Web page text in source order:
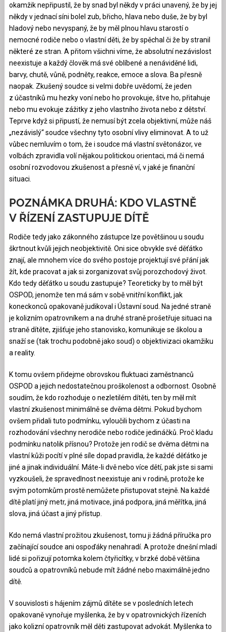
okamžik nepřipustil, že by snad byl někdy v práci unavený, že by jej
někdy v jednací síni bolel zub, břicho, hlava nebo duše, že by byl
hladový nebo nevyspaný, že by měl plnou hlavu starostí o
nemocné rodiče nebo o vlastní děti, že by spěchal či že by stranil
některé ze stran. A přitom všichni víme, že absolutní nezávislost
neexistuje a každý člověk má své oblíbené a nenáviděné lidi,
barvy, chutě, vůně, podněty, reakce, emoce a slova. Ba přesně
naopak. Zkušený soudce si velmi dobře uvědomí, že jeden
z účastníků mu hezky voní nebo ho provokuje, štve ho, přitahuje
nebo mu evokuje zážitky z jeho vlastního života nebo z dětství.
Teprve když si připustí, že nemusí být zcela objektivní, může náš
„nezávislý“ soudce všechny tyto osobní vlivy eliminovat. A to už
vůbec nemluvím o tom, že i soudce má vlastní světonázor, ve
volbách zpravidla volí nějakou politickou orientaci, má či nemá
osobní rozvodovou zkušenost a přesně ví, v jaké je finanční
situaci.
POZNÁMKA DRUHÁ: KDO VLASTNĚ
V ŘÍZENÍ ZASTUPUJE DÍTĚ
Rodiče tedy jako zákonného zástupce lze povětšinou u soudu
škrtnout kvůli jejich neobjektivitě. Oni sice obvykle své děťátko
znají, ale mnohem více do svého postoje projektují své přání jak
žít, kde pracovat a jak si zorganizovat svůj porozchodový život.
Kdo tedy děťátko u soudu zastupuje? Teoreticky by to měl být
OSPOD, jenomže ten má sám v sobě vnitřní konflikt, jak
koneckonců opakovaně judikoval i Ústavní soud. Na jedné straně
je kolizním opatrovníkem a na druhé straně prošetřuje situaci na
straně dítěte, zjišťuje jeho stanovisko, komunikuje se školou a
snaží se (tak trochu podobně jako soud) o objektivizaci okamžiku
a reality.
K tomu ovšem přidejme obrovskou fluktuaci zaměstnanců
OSPOD a jejich nedostatečnou proškolenost a odbornost. Osobně
soudím, že kdo rozhoduje o nezletilém dítěti, ten by měl mít
vlastní zkušenost minimálně se dvěma dětmi. Pokud bychom
ovšem přidali tuto podmínku, vyloučili bychom z účasti na
rozhodování všechny nerodiče nebo rodiče jedináčků. Proč kladu
podmínku natolik přísnou? Protože jen rodič se dvěma dětmi na
vlastní kůži pocítí v plné síle dopad pravidla, že každé děťátko je
jiné a jinak individuální. Máte-li dvě nebo více dětí, pak jste si sami
vyzkoušeli, že spravedlnost neexistuje ani v rodině, protože ke
svým potomkům prostě nemůžete přistupovat stejně. Na každé
dítě platí jiný metr, jiná motivace, jiná podpora, jiná měřítka, jiná
slova, jiná účast a jiný přístup.
Kdo nemá vlastní prožitou zkušenost, tomu ji žádná příručka pro
začínající soudce ani ospoďáky nenahradí. A protože dnešní mladí
lidé si pořizují potomka kolem čtyřicítky, v brzké době většina
soudců a opatrovníků nebude mít žádné nebo maximálně jedno
dítě.
V souvislosti s hájením zájmů dítěte se v posledních letech
opakovaně vynořuje myšlenka, že by v opatrovnických řízeních
jako kolizní opatrovník měl děti zastupovat advokát. Myšlenka to